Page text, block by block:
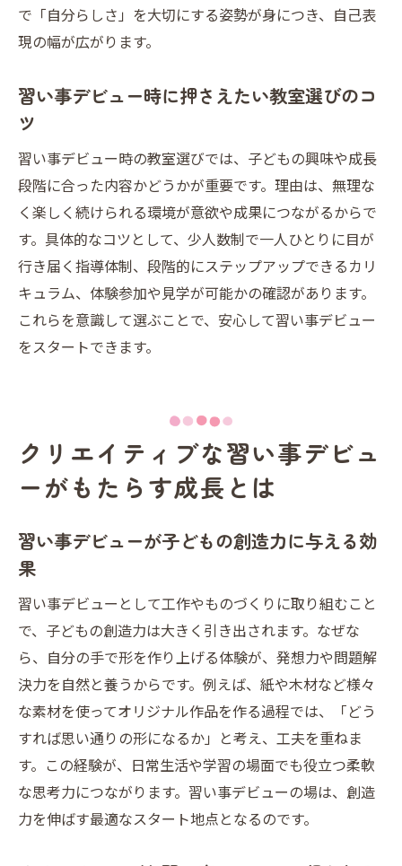
で「自分らしさ」を大切にする姿勢が身につき、自己表
現の幅が広がります。
習い事デビュー時に押さえたい教室選びのコ
ツ
習い事デビュー時の教室選びでは、子どもの興味や成長
段階に合った内容かどうかが重要です。理由は、無理な
く楽しく続けられる環境が意欲や成果につながるからで
す。具体的なコツとして、少人数制で一人ひとりに目が
行き届く指導体制、段階的にステップアップできるカリ
キュラム、体験参加や見学が可能かの確認があります。
これらを意識して選ぶことで、安心して習い事デビュー
をスタートできます。
クリエイティブな習い事デビュ
ーがもたらす成長とは
習い事デビューが子どもの創造力に与える効
果
習い事デビューとして工作やものづくりに取り組むこと
で、子どもの創造力は大きく引き出されます。なぜな
ら、自分の手で形を作り上げる体験が、発想力や問題解
決力を自然と養うからです。例えば、紙や木材など様々
な素材を使ってオリジナル作品を作る過程では、「どう
すれば思い通りの形になるか」と考え、工夫を重ねま
す。この経験が、日常生活や学習の場面でも役立つ柔軟
な思考力につながります。習い事デビューの場は、創造
力を伸ばす最適なスタート地点となるのです。